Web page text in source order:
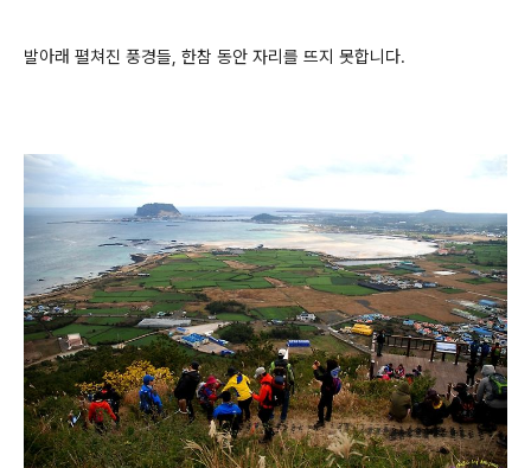
발아래 펼쳐진 풍경들, 한참 동안 자리를 뜨지 못합니다.